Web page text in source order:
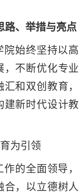
路、举措与亮点
院始终坚持以高
，不断优化专业
和双创教育，
建新时代设计教
为引领
的全面领导，
合，以立德树人